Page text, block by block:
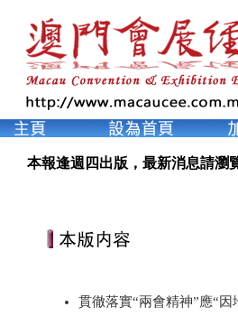
本報逢週四出版，最新消息請瀏
貫徹落實“兩會精神”應“